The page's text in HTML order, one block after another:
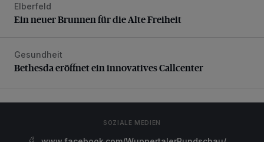
Ein neuer Brunnen für die Alte Freiheit
Elberfeld
Ein neuer Brunnen für die Alte Freiheit
Bethesda eröffnet ein innovatives Callcenter
Gesundheit
Bethesda eröffnet ein innovatives Callcenter
SOZIALE MEDIEN